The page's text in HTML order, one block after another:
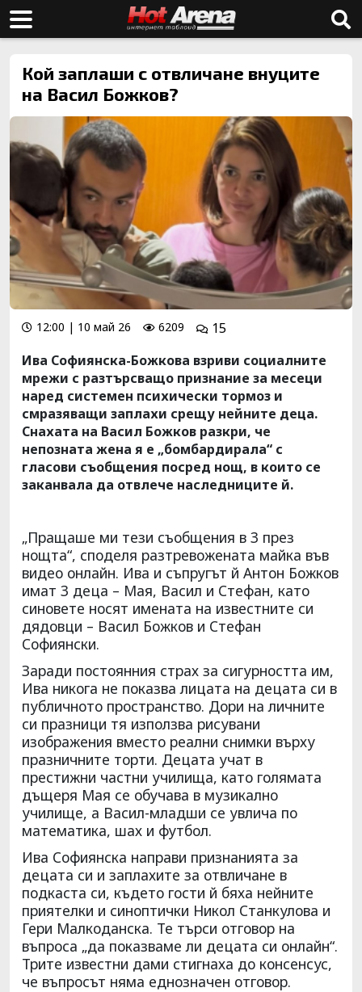
Кой заплаши с отвличане внуците
на Васил Божков?
12:00 | 10 май 26 6209
15
Ива Софиянска-Божкова взриви социалните
мрежи с разтърсващо признание за месеци
наред системен психически тормоз и
смразяващи заплахи срещу нейните деца.
Снахата на Васил Божков разкри, че
непозната жена я е „бомбардирала“ с
гласови съобщения посред нощ, в които се
заканвала да отвлече наследниците й.
„Пращаше ми тези съобщения в 3 през
нощта“, споделя разтревожената майка във
видео онлайн. Ива и съпругът й Антон Божков
имат 3 деца – Мая, Васил и Стефан, като
синовете носят имената на известните си
дядовци – Васил Божков и Стефан
Софиянски.
Заради постоянния страх за сигурността им,
Ива никога не показва лицата на децата си в
публичното пространство. Дори на личните
си празници тя използва рисувани
изображения вместо реални снимки върху
празничните торти. Децата учат в
престижни частни училища, като голямата
дъщеря Мая се обучава в музикално
училище, а Васил-младши се увлича по
математика, шах и футбол.
Ива Софиянска направи признанията за
децата си и заплахите за отвличане в
подкаста си, където гости й бяха нейните
приятелки и синоптички Никол Станкулова и
Гери Малкоданска. Те търси отговор на
въпроса „да показваме ли децата си онлайн“.
Трите известни дами стигнаха до консенсус,
че въпросът няма еднозначен отговор.